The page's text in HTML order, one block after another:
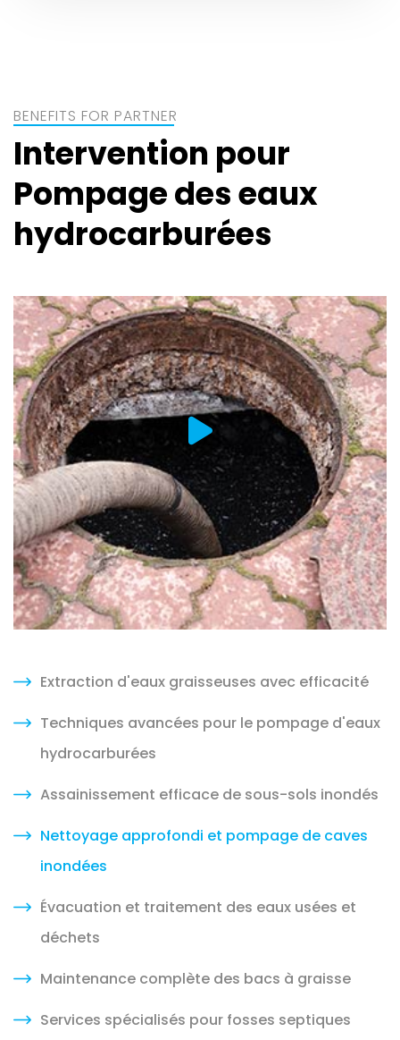
BENEFITS FOR PARTNER
Intervention pour
Pompage des eaux
hydrocarburées
Extraction d'eaux graisseuses avec efficacité
Techniques avancées pour le pompage d'eaux
hydrocarburées
Assainissement efficace de sous-sols inondés
Nettoyage approfondi et pompage de caves
inondées
Évacuation et traitement des eaux usées et
déchets
Maintenance complète des bacs à graisse
Services spécialisés pour fosses septiques